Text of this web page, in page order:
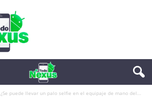
¿Se puede llevar un palo selfie en el equipaje de mano del...